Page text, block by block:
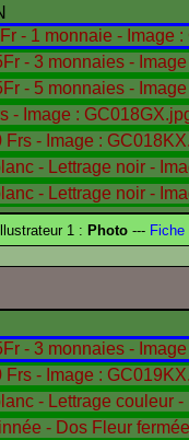
1 : Photo --- Fiche